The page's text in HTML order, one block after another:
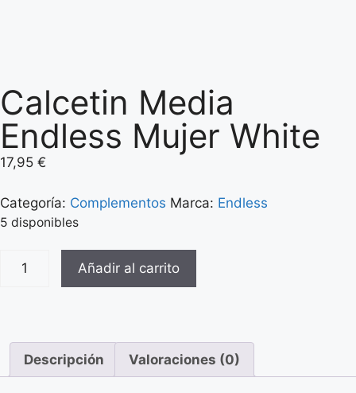
Calcetin Media
Endless Mujer White
17,95 €
Categoría: Complementos Marca: Endless
5 disponibles
Añadir al carrito
Descripción Valoraciones (0)